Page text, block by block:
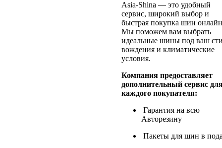
Asia-Shina — это удобный
сервис, широкий выбор и
быстрая покупка шин
Мы поможем вам выбрать
идеальные шины под ваш
вождения и климатические
условия.
Компания предоставляет
дополнительный сервис
каждого покупателя:
Гарантия на всю
Авторезину
Пакеты для шин в